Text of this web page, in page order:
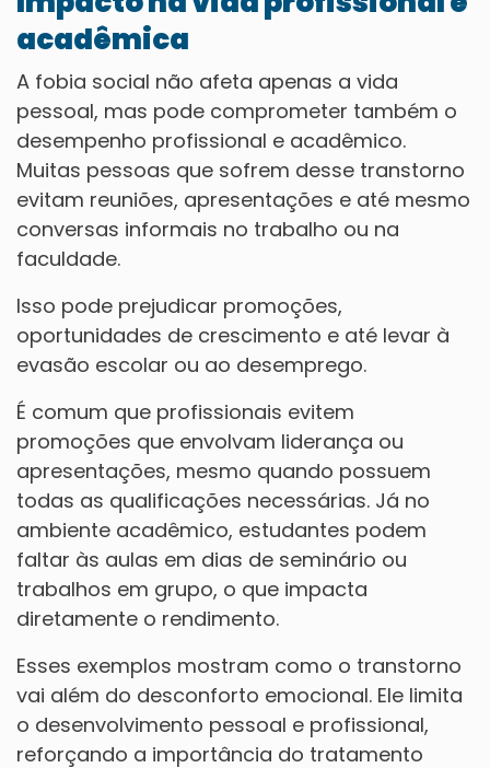
acadêmica
A fobia social não afeta apenas a vida
pessoal, mas pode comprometer também o
desempenho profissional e acadêmico.
Muitas pessoas que sofrem desse transtorno
evitam reuniões, apresentações e até mesmo
conversas informais no trabalho ou na
faculdade.
Isso pode prejudicar promoções,
oportunidades de crescimento e até levar à
evasão escolar ou ao desemprego.
É comum que profissionais evitem
promoções que envolvam liderança ou
apresentações, mesmo quando possuem
todas as qualificações necessárias. Já no
ambiente acadêmico, estudantes podem
faltar às aulas em dias de seminário ou
trabalhos em grupo, o que impacta
diretamente o rendimento.
Esses exemplos mostram como o transtorno
vai além do desconforto emocional. Ele limita
o desenvolvimento pessoal e profissional,
reforçando a importância do tratamento